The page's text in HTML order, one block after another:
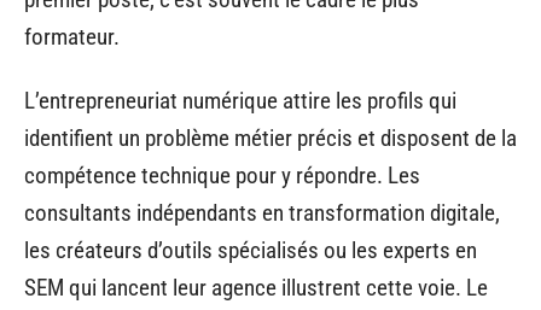
formateur.
L’entrepreneuriat numérique attire les profils qui
identifient un problème métier précis et disposent de la
compétence technique pour y répondre. Les
consultants indépendants en transformation digitale,
les créateurs d’outils spécialisés ou les experts en
SEM qui lancent leur agence illustrent cette voie. Le